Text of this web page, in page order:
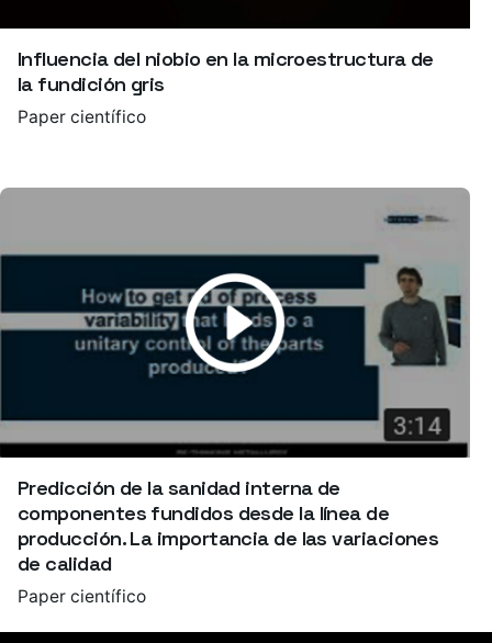
Influencia del niobio en la microestructura de
la fundición gris
Paper científico
Predicción de la sanidad interna de
componentes fundidos desde la línea de
producción. La importancia de las variaciones
de calidad
Paper científico